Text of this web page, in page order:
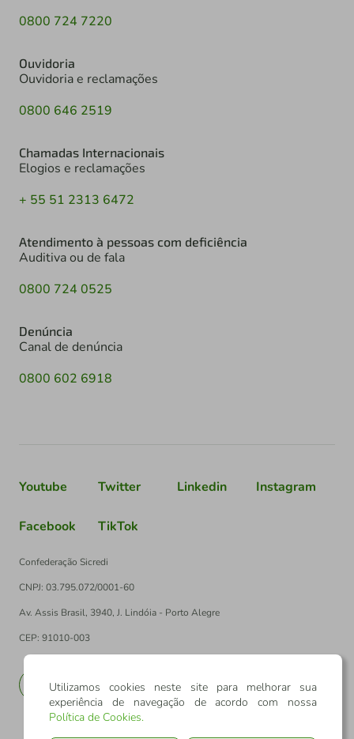
0800 724 7220
Ouvidoria
Ouvidoria e reclamações
0800 646 2519
Chamadas Internacionais
Elogios e reclamações
+ 55 51 2313 6472
Atendimento à pessoas com deficiência
Auditiva ou de fala
0800 724 0525
Denúncia
Canal de denúncia
0800 602 6918
Youtube Twitter Linkedin Instagram
Facebook TikTok
Confederação Sicredi
CNPJ: 03.795.072/0001-60
Av. Assis Brasil, 3940, J. Lindóia - Porto Alegre
CEP: 91010-003
EN
Utilizamos cookies neste site para melhorar sua
experiência de navegação de acordo com nossa
Política de Cookies.